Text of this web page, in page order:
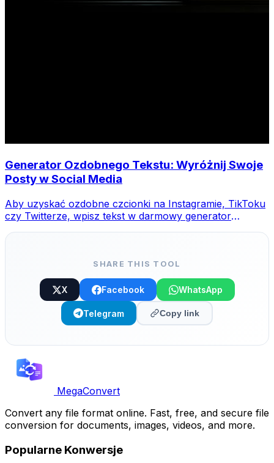
Generator Ozdobnego Tekstu: Wyróżnij Swoje
Posty w Social Media
Aby uzyskać ozdobne czcionki na Instagramie, TikToku
czy Twitterze, wpisz tekst w darmowy generator
SHARE THIS TOOL
X Facebook WhatsApp
Telegram Copy link
MegaConvert
Convert any file format online. Fast, free, and secure file
conversion for documents, images, videos, and more.
Popularne Konwersje